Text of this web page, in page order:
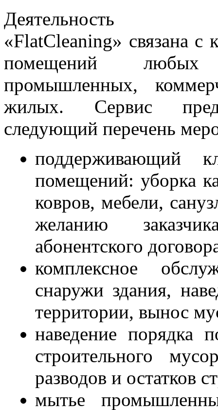
Деятельность
«FlatCleaning» связана с
помещений любых
промышленных,
жилых. Сервис
следующий перечень
поддерживающий
помещений: уборка
ковров, мебели,
желанию
абонентского
комплексное
снаружи здания,
территории, вынос
наведение порядка
строительного
разводов и остатков
мытье